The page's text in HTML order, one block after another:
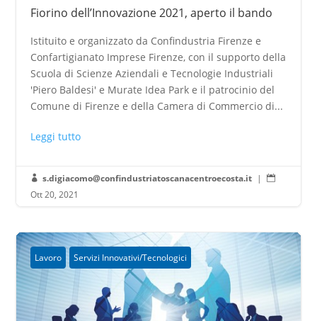
Fiorino dell’Innovazione 2021, aperto il bando
Istituito e organizzato da Confindustria Firenze e
Confartigianato Imprese Firenze, con il supporto della
Scuola di Scienze Aziendali e Tecnologie Industriali
'Piero Baldesi' e Murate Idea Park e il patrocinio del
Comune di Firenze e della Camera di Commercio di...
Leggi tutto
 s.digiacomo@confindustriatoscanacentroecosta.it | 
Ott 20, 2021
Lavoro Servizi Innovativi/Tecnologici